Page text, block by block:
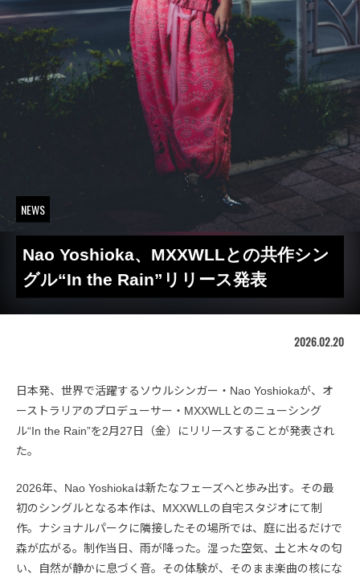
NEWS
Nao Yoshioka、MXXWLLとの共作シン
グル“In the Rain”リリース発表
2026.02.20
日本発、世界で活躍するソウルシンガー・Nao Yoshiokaが、オ
ーストラリアのプロデューサー・MXXWLLとのニューシング
ル“In the Rain”を2月27日（金）にリリースすることが発表され
た。
2026年、Nao Yoshiokaは新たなフェーズへと歩み出す。その最
初のシングルとなる本作は、MXXWLLの自宅スタジオにて制
作。ナショナルパークに隣接したその場所では、庭に出るだけで
森が広がる。制作当日、雨が降った。湿った空気、土と木々の匂
い、自然が静かに息づく音。その体験が、そのまま楽曲の核にな